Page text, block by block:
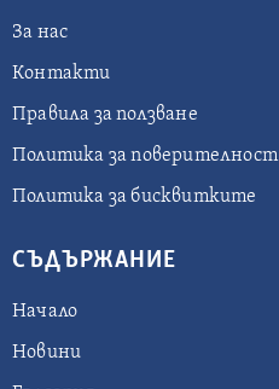
За нас
Контакти
Правила за ползване
Политика за поверителност
Политика за бисквитките
СЪДЪРЖАНИЕ
Начало
Новини